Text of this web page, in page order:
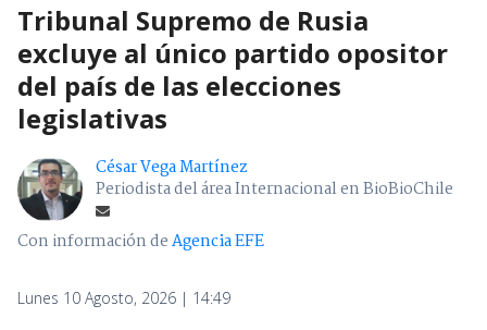
Tribunal Supremo de Rusia
excluye al único partido opositor
del país de las elecciones
legislativas
César Vega Martínez
Periodista del área Internacional en BioBioChile
Con información deAgencia EFE
Lunes 10 Agosto, 2026 | 14:49